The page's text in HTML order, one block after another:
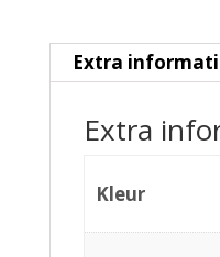
Extra
Extra
Kleur